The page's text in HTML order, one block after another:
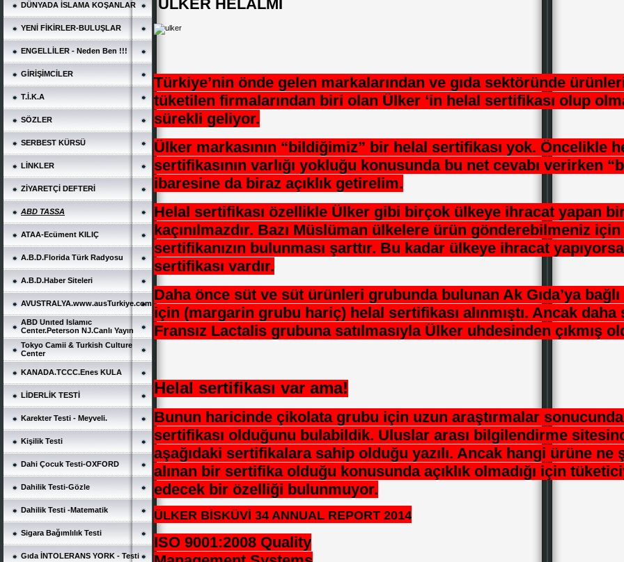
DÜNYADA İSLAMA KOŞANLAR
YENİ FİKİRLER-BULUŞLAR
ENGELLİLER - Neden Ben !!!
GİRİŞİMCİLER
T.İ.K.A
SÖZLER
SERBEST KÜRSÜ
LİNKLER
ZİYARETÇİ DEFTERİ
ABD TASSA
ATAA-Ecüment KILIÇ
A.B.D.Florida Türk Radyosu
A.B.D.Haber Siteleri
AVUSTRALYA.www.ausTurkiye.com
ABD Unıted Islamıc
Center.Peterson NJ.Canlı Yayın
Tokyo Camii & Turkish Culture
Center
KANADA.TCCC.Enes KULA
LİDERLİK TESTİ
Karekter Testi - Meyveli.
Kişilik Testi
Dahi Çocuk Testi-OXFORD
Dahilik Testi-Gözle
Dahilik Testi -Matematik
Sigara Bağımlılık Testi
Gıda İNTOLERANS YORK - Testi
ÜLKER HELALMİ
Türkiye’nin önde gelen markalarından ve gıda sektöründe
tüketilen firmalarından biri olan Ülker ‘in helal sertifikası olup
sürekli geliyor.
Ülker markasının “bildiğimiz” bir helal sertifikası yok. Öncelikle
sertifikasının varlığı yokluğu konusunda bu net cevabı verirken
ibaresine da biraz açıklık getirelim.
Helal sertifikası özellikle Ülker gibi birçok ülkeye ihracat yapan
kaçınılmazdır. Bazı Müslüman ülkelere ürün gönderebilmeniz
sertifikanızın bulunması şarttır. Bu kadar ülkeye ihracat
sertifikası vardır.
Daha önce süt ve süt ürünleri grubunda bulunan Ak Gıda’ya
için (margarin grubu hariç) helal sertifikası alınmıştı. Ancak
Fransız Lactalis grubuna satılmasıyla Ülker uhdesinden çıkmış
Helal sertifikası var ama!
Bunun haricinde çikolata grubu için uzun araştırmalar
sertifikası olduğunu bulabildik. Uluslar arası bilgilendirme
aşağıdaki sertifikalara sahip olduğu yazılı. Ancak hangi ürüne ne
alınan bir sertifika olduğu konusunda açıklık olmadığı için
edecek bir özelliği bulunmuyor.
ÜLKER BİSKÜVİ 34 ANNUAL REPORT 2014
ISO 9001:2008 Quality